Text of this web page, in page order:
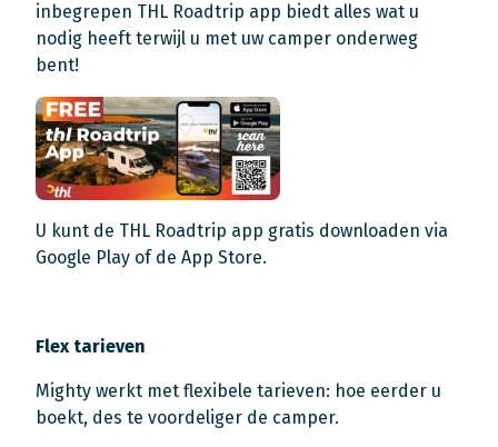
inbegrepen THL Roadtrip app biedt alles wat u
nodig heeft terwijl u met uw camper onderweg
bent!
U kunt de THL Roadtrip app gratis downloaden via
Google Play of de App Store.
Flex tarieven
Mighty werkt met flexibele tarieven: hoe eerder u
boekt, des te voordeliger de camper.